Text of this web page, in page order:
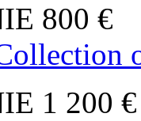
800 €
1 200 €